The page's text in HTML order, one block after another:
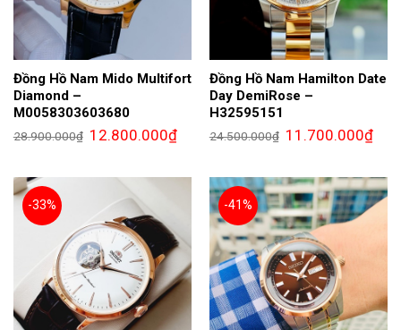
Đồng Hồ Nam Mido Multifort
Diamond –
M0058303603680
28.900.000₫ Giá
gốc
12.800.000₫Giá
hiện
12.800.000₫.
Đồng Hồ Nam Hamilton Date
Day DemiRose –
H32595151
24.500.000₫ Giá
gốc
11.700.000₫Giá
hiện
-33%
-41%